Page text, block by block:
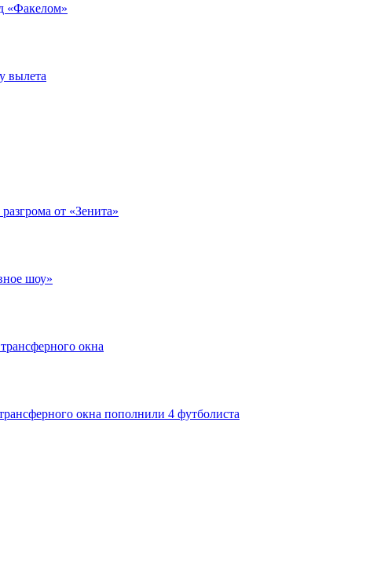
«Факелом»
вылета
от «Зенита»
шоу»
окна
окна пополнили 4 футболиста